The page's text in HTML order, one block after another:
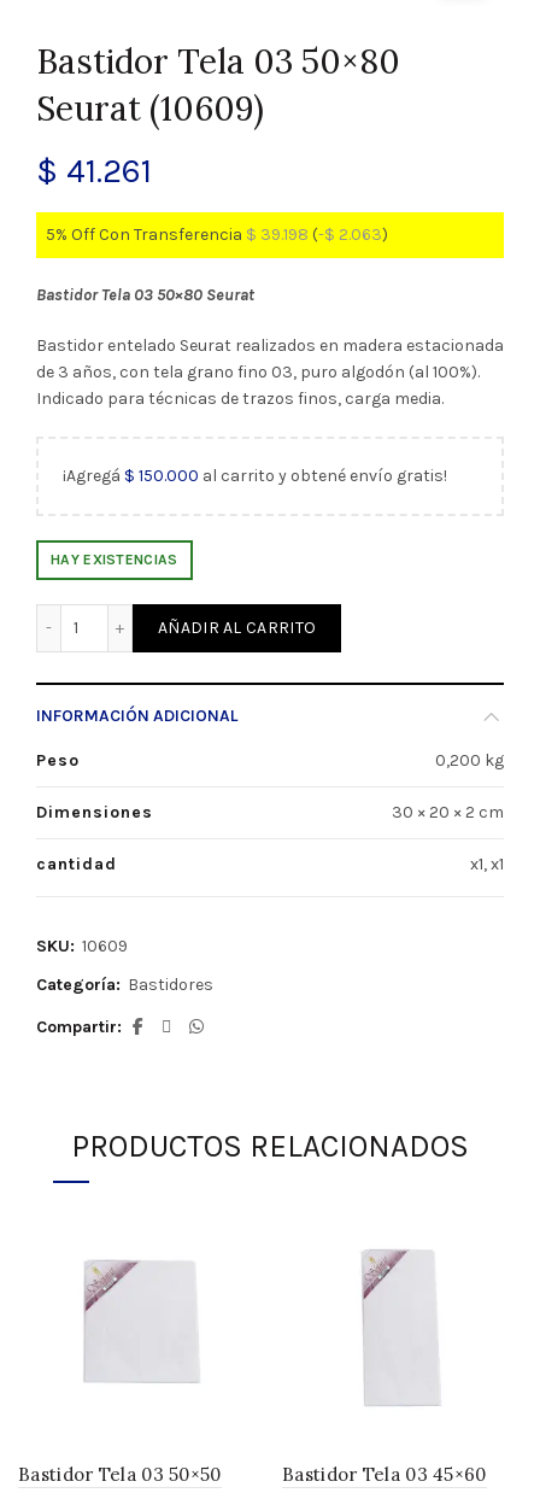
Bastidor Tela 03 50×80
Seurat (10609)
$ 41.261
5% Off Con Transferencia $ 39.198 (-$ 2.063)
Bastidor Tela 03 50×80 Seurat
Bastidor entelado Seurat realizados en madera estacionada
de 3 años, con tela grano fino 03, puro algodón (al 100%).
Indicado para técnicas de trazos finos, carga media.
¡Agregá $ 150.000 al carrito y obtené envío gratis!
HAY EXISTENCIAS
Bastidor Tela 03 50x80 Seurat (10609) cantidad
AÑADIR AL CARRITO
INFORMACIÓN ADICIONAL
Peso 0,200 kg
Dimensiones 30 × 20 × 2 cm
cantidad x1, x1
SKU: 10609
Categoría: Bastidores
Compartir
PRODUCTOS RELACIONADOS
Bastidor Tela 03 50×50
Bastidor Tela 03 45×60